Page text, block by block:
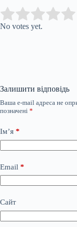
Rate this item:
No votes yet.
Залишити відповідь
Ваша e-mail адреса не
позначені *
Ім’я *
Email *
Сайт